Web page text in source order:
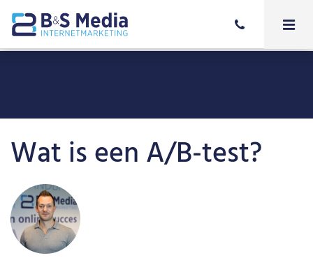
Wat is een A/B-test?